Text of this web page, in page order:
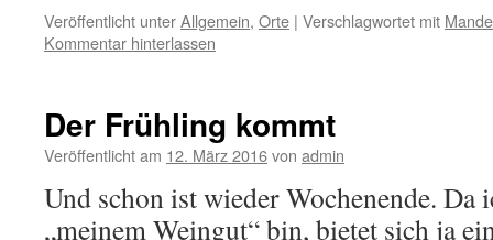
Veröffentlicht unterAllgemein, Orte | Verschlagwortet mit
Kommentar hinterlassen
Der Frühling kommt
Veröffentlicht am 12. März 2016von admin
Und schon ist wieder Wochenende. Da
„meinem Weingut“ bin, bietet sich ja